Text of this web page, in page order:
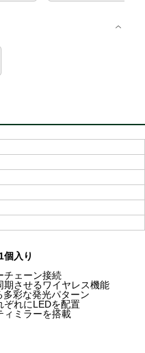
入り
チェーン接続
させるワイヤレス機能
彩な発光パターン
れにLEDを配置
ミラーを搭載